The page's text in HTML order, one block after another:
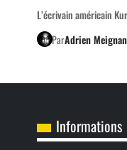
L’écrivain américain
ParAdrien Meignan
Informations